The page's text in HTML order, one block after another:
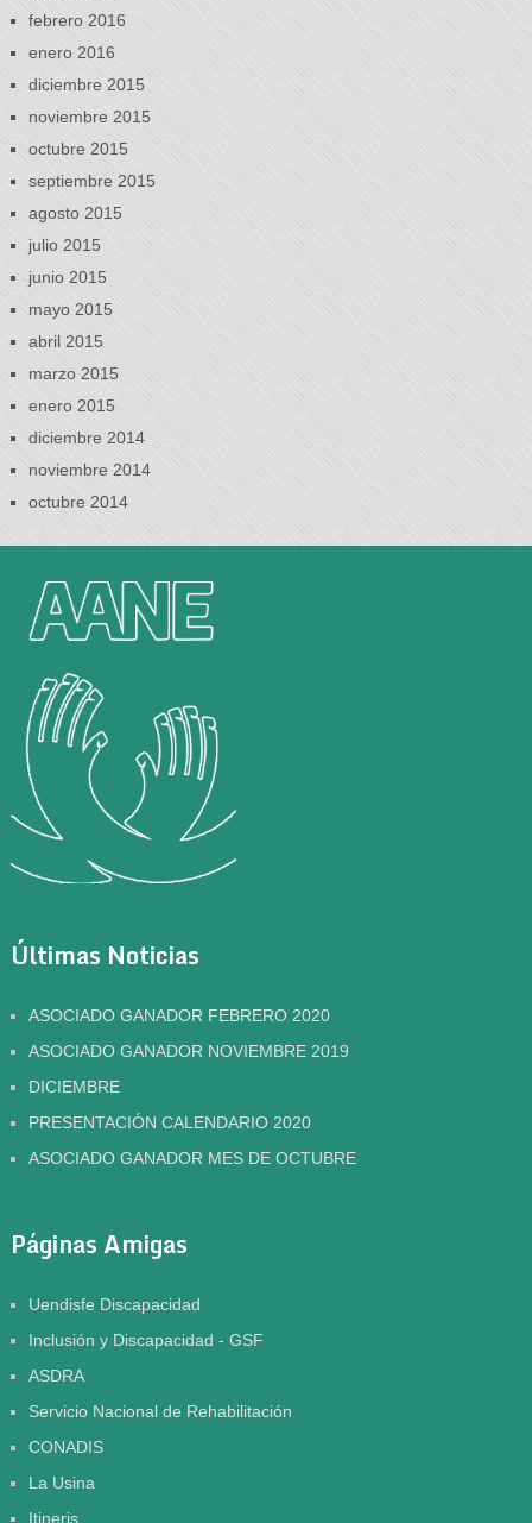
febrero 2016
enero 2016
diciembre 2015
noviembre 2015
octubre 2015
septiembre 2015
agosto 2015
julio 2015
junio 2015
mayo 2015
abril 2015
marzo 2015
enero 2015
diciembre 2014
noviembre 2014
octubre 2014
Últimas Noticias
ASOCIADO GANADOR FEBRERO 2020
ASOCIADO GANADOR NOVIEMBRE 2019
DICIEMBRE
PRESENTACIÓN CALENDARIO 2020
ASOCIADO GANADOR MES DE OCTUBRE
Páginas Amigas
Uendisfe Discapacidad
Inclusión y Discapacidad - GSF
ASDRA
Servicio Nacional de Rehabilitación
CONADIS
La Usina
Itineris